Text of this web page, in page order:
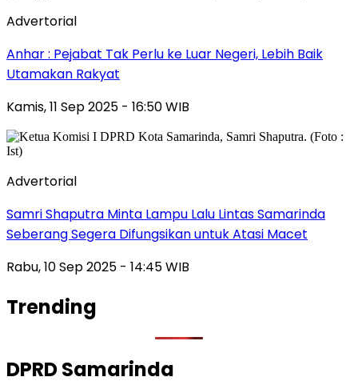
Advertorial
Anhar : Pejabat Tak Perlu ke Luar Negeri, Lebih Baik
Utamakan Rakyat
Kamis, 11 Sep 2025 - 16:50 WIB
Advertorial
Samri Shaputra Minta Lampu Lalu Lintas Samarinda
Seberang Segera Difungsikan untuk Atasi Macet
Rabu, 10 Sep 2025 - 14:45 WIB
Trending
DPRD Samarinda